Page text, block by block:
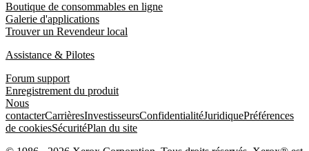
Boutique de consommables en ligne
Galerie d'applications
Trouver un Revendeur local
Assistance & Pilotes
Forum support
Enregistrement du produit
Nous
contacterCarrièresInvestisseursConfidentialitéJuridiquePréférences
de cookiesSécuritéPlan du site